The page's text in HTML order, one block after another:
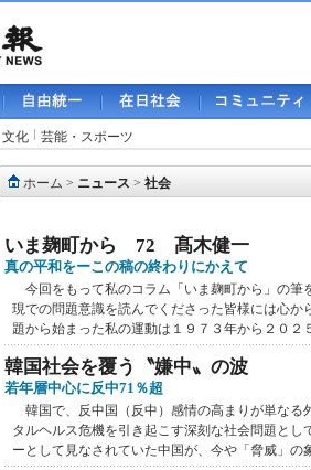
文化 芸能・スポーツ
ホーム > ニュース > 社会
いま麹町から 72 髙木健一
真の平和をーこの稿の終わりにかえて
今回をもって私のコラム「いま麹町から」の筆
現での問題意識を読んでくださった皆様には心か
題から始まった私の運動は１９７３年から２０２
韓国社会を覆う〝嫌中〟の波
若年層中心に反中71％超
韓国で、反中国（反中）感情の高まりが単なる
タルヘルス危機を引き起こす深刻な社会問題と
ーとして見なされていた中国が、今や「脅威」の